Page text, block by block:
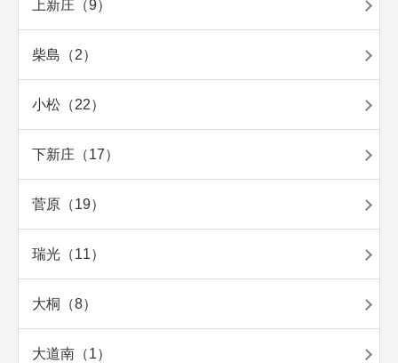
上新庄（9）
柴島（2）
小松（22）
下新庄（17）
菅原（19）
瑞光（11）
大桐（8）
大道南（1）